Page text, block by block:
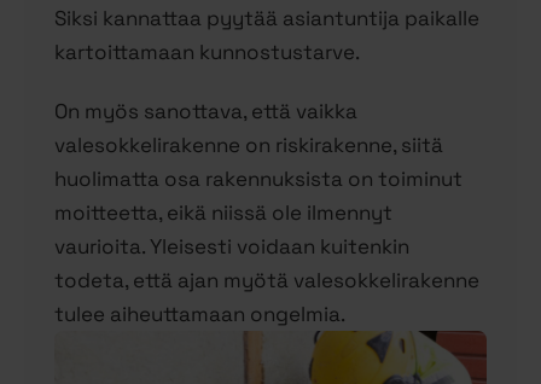
Siksi kannattaa pyytää asiantuntija paikalle
kartoittamaan kunnostustarve.
On myös sanottava, että vaikka
valesokkelirakenne on riskirakenne, siitä
huolimatta osa rakennuksista on toiminut
moitteetta, eikä niissä ole ilmennyt
vaurioita. Yleisesti voidaan kuitenkin
todeta, että ajan myötä valesokkelirakenne
tulee aiheuttamaan ongelmia.